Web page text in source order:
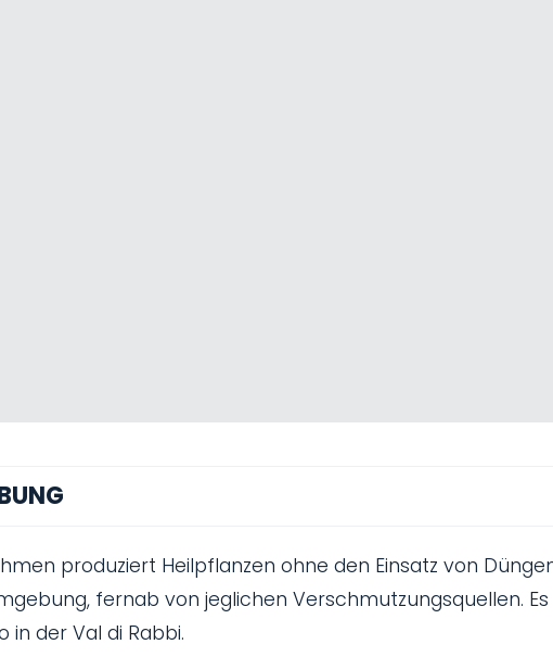
produziert Heilpflanzen ohne den Einsatz von
fernab von jeglichen Verschmutzungsquellen. Es
in der Val di Rabbi.